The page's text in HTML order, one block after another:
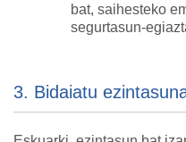
bat, saihesteko
segurtasun-
3. Bidaiatu